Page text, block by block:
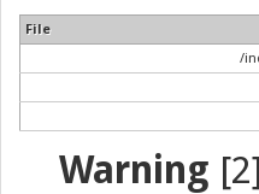
File
/
Warning